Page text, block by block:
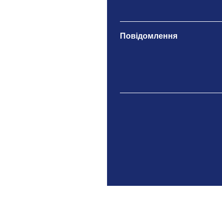
Повідомлення